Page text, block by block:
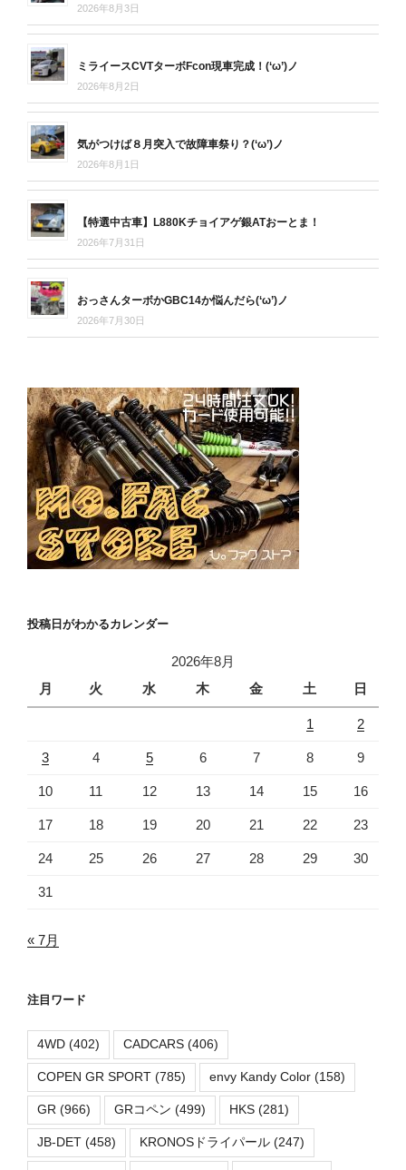
2026年8月3日
ミライースCVTターボFcon現車完成！(‘ω’)ノ
2026年8月2日
気がつけば８月突入で故障車祭り？(‘ω’)ノ
2026年8月1日
【特選中古車】L880Kチョイアゲ銀ATおーとま！
2026年7月31日
おっさんターボかGBC14か悩んだら(‘ω’)ノ
2026年7月30日
投稿日がわかるカレンダー
2026年8月
月
火 水 木 金 土 日
1 2
3 4 5 6 7 8 9
10 11 12 13 14 15 16
17 18 19 20 21 22 23
24 25 26 27 28 29 30
31
« 7月
注目ワード
4WD (402) CADCARS (406)
COPEN GR SPORT (785) envy Kandy Color (158)
GR (966) GRコペン (499) HKS (281)
JB-DET (458) KRONOSドライパール (247)